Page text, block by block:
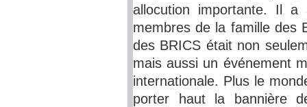
allocution importante. Il a
membres de la famille des
des BRICS était non
mais aussi un événement
internationale. Plus le
porter haut la bannière